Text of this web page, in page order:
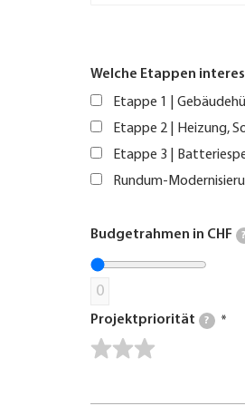
Welche Etappen
Etappe 1 |
Etappe 2 | Heizung,
Etappe 3 |
Rundum-
Budgetrahmen in CHF ?
0
Projektpriorität ?